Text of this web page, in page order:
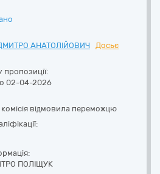
АНАТОЛІЙОВИЧ
Досьє
02-04-2026
комісія відмовила переможцю
ПОЛІЩУК